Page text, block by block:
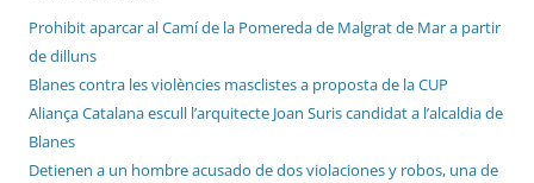
Prohibit aparcar al Camí de la Pomereda de Malgrat de Mar a partir
de dilluns
Blanes contra les violències masclistes a proposta de la CUP
Aliança Catalana escull l’arquitecte Joan Suris candidat a l’alcaldia de
Blanes
Detienen a un hombre acusado de dos violaciones y robos, una de